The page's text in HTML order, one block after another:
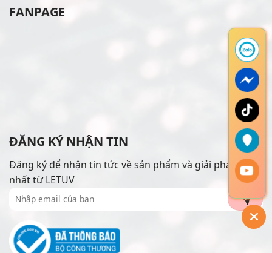
FANPAGE
ĐĂNG KÝ NHẬN TIN
Đăng ký để nhận tin tức về sản phẩm và giải pháp mới
nhất từ LETUV